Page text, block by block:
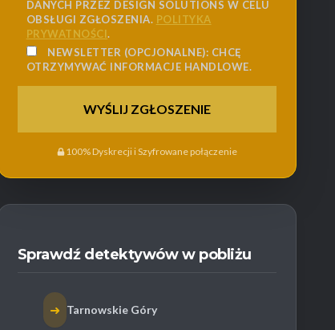
DANYCH PRZEZ DESIGN SOLUTIONS W CELU
OBSŁUGI ZGŁOSZENIA. POLITYKA
PRYWATNOŚCI.
NEWSLETTER (OPCJONALNE): CHCĘ
OTRZYMYWAĆ INFORMACJE HANDLOWE.
100% Dyskrecji i Szyfrowane połączenie
Sprawdź detektywów w pobliżu
➜ Tarnowskie Góry